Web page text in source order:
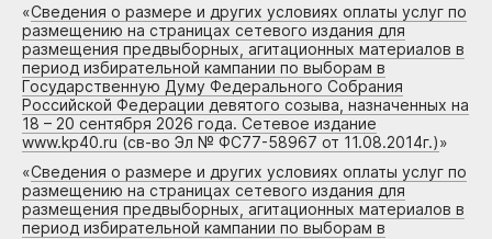
«Сведения о размере и других условиях оплаты услуг по
размещению на страницах сетевого издания для
размещения предвыборных, агитационных материалов в
период избирательной кампании по выборам в
Государственную Думу Федерального Собрания
Российской Федерации девятого созыва, назначенных на
18 – 20 сентября 2026 года. Сетевое издание
www.kp40.ru (св-во Эл № ФС77-58967 от 11.08.2014г.)»
«Сведения о размере и других условиях оплаты услуг по
размещению на страницах сетевого издания для
размещения предвыборных, агитационных материалов в
период избирательной кампании по выборам в